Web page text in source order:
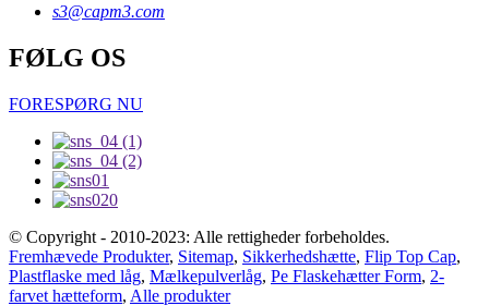
s3@capm3.com
FØLG OS
FORESPØRG NU
© Copyright - 2010-2023: Alle rettigheder forbeholdes.
Fremhævede Produkter, Sitemap, Sikkerhedshætte, Flip Top Cap,
Plastflaske med låg, Mælkepulverlåg, Pe Flaskehætter Form, 2-
farvet hætteform, Alle produkter